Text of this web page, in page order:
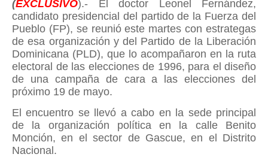
(EXCLUSIVO).- El doctor Leonel Fernández,
candidato presidencial del partido de la Fuerza del
Pueblo (FP), se reunió este martes con estrategas
de esa organización y del Partido de la Liberación
Dominicana (PLD), que lo acompañaron en la ruta
electoral de las elecciones de 1996, para el diseño
de una campaña de cara a las elecciones del
próximo 19 de mayo.
El encuentro se llevó a cabo en la sede principal
de la organización política en la calle Benito
Monción, en el sector de Gascue, en el Distrito
Nacional.